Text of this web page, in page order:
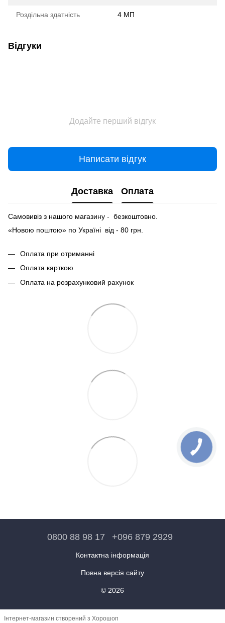
Роздільна здатність 4 МП
Відгуки
Додайте перший відгук
Написати відгук
Доставка Оплата
Самовивіз з нашого магазину - безкоштовно.
«Новою поштою» по Україні від - 80 грн.
Оплата при отриманні
Оплата карткою
Оплата на розрахунковий рахунок
0800 88 98 17 +096 879 2929
Контактна інформація
Повна версія сайту
© 2026
Інтернет-магазин створений з Хорошоп